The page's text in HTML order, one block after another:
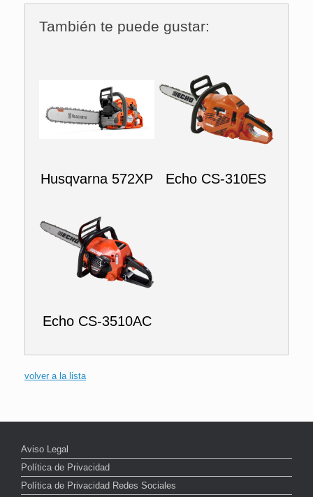
También te puede gustar:
Husqvarna 572XP Echo CS-310ES
Echo CS-3510AC
volver a la lista
Aviso Legal
Política de Privacidad
Política de Privacidad Redes Sociales